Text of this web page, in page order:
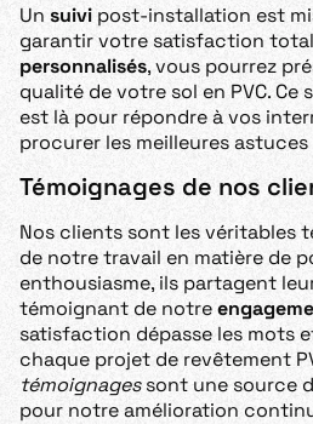
Un suivi post-installation est
garantir votre satisfaction
personnalisés, vous pourrez
qualité de votre sol en PVC. Ce
est là pour répondre à vos
procurer les meilleures astuces
Témoignages de nos
Nos clients sont les véritables
de notre travail en matière de
enthousiasme, ils partagent
témoignant de notre
satisfaction dépasse les mots
chaque projet de revêtement
témoignagessont une source
pour notre amélioration